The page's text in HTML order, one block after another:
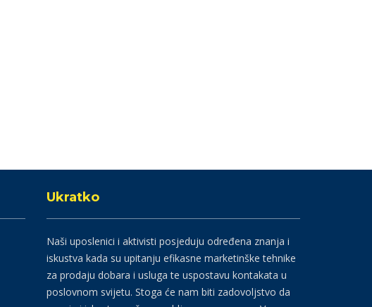
Ukratko
Naši uposlenici i aktivisti posjeduju određena znanja i
iskustva kada su upitanju efikasne marketinške tehnike
za prodaju dobara i usluga te uspostavu kontakata u
poslovnom svijetu. Stoga će nam biti zadovoljstvo da